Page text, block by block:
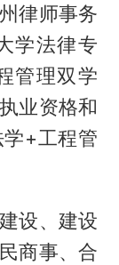
律师事务
学法律专
管理双学
业资格和
+工程管
设、建设
商事、合